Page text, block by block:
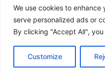
We use cookies to
serve personalized ads or
By clicking "Accept All",
Customize